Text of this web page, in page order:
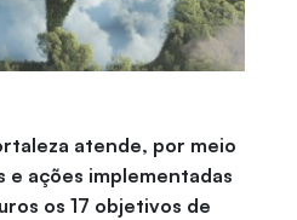
atende, por meio
e ações implementadas
os 17 objetivos de